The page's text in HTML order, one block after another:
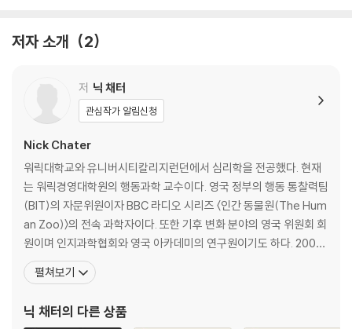
뿐만 아니라 역사, 생물학, 물리학, 수학 등 매우 광범위한 분야의 지식이
공지능이 왜 ‘언어’ 앞에서 인간지능을 이길 수 없는지 믿을 수 없이 방대한
언어의 발전 과정을 예로 들며 체계적으로 밝혀나간다. 언어를 통한 인류
Forget the language instinct―this is the story of how we
make up language as we go
Language is?perhaps humanity’s?most astonishing?capacity
―and one that remains poorly understood. In The Language G
ame, cognitive scientists Morten H. Christiansen and Nick Cha
ter show us where generations of scientists seeking the rules
mmars but about near-total freedom, something like a game
저자 소개 2
저 닉 채터
관심작가 알림신청
Nick Chater
워릭대학교와 유니버시티칼리지런던에서 심리학을 전공했다. 현재
는 워릭경영대학원의 행동과학 교수이다. 영국 정부의 행동 통찰력팀
(BIT)의 자문위원이자 BBC 라디오 시리즈 〈인간 동물원(The Hum
an Zoo)〉의 전속 과학자이다. 또한 기후 변화 분야의 영국 위원회 회
원이며 인지과학협회와 영국 아카데미의 연구원이기도 하다. 200개
가 넘는 출판물을 냈으며 심리 연구 부문에서 4개의 상을 받았다. 인
지과학, 심리학 관련 여러 과학 저널의 부편집장을 역임했다. 저서로
력(Empiricism and Langu
펼쳐보기
닉 채터의 다른 상품